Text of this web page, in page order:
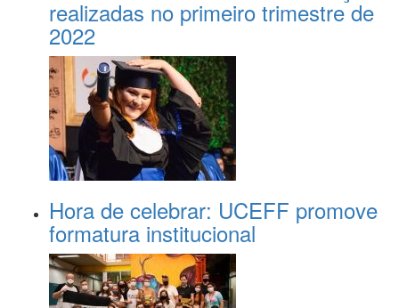
realizadas no primeiro trimestre de
2022
Hora de celebrar: UCEFF promove
formatura institucional